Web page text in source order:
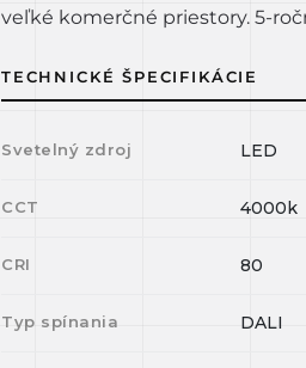
veľké komerčné priestory. 5-
TECHNICKÉ ŠPECIFIKÁCIE
Svetelný zdroj LED
CCT 4000k
CRI 80
Typ spínania DALI